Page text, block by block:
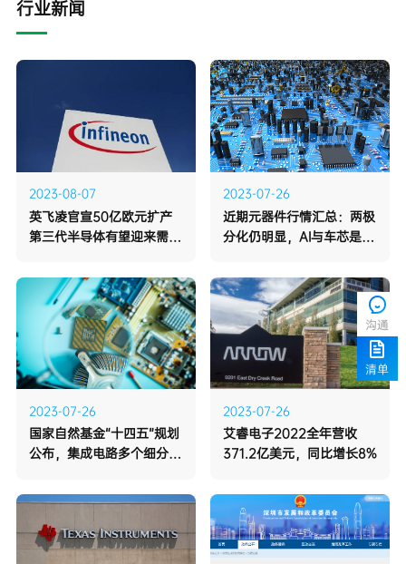
行业新闻
2023-08-07 2023-07-26
2023-07-26 2023-07-26
371.2亿美元，同比增长8%
沟通
清单